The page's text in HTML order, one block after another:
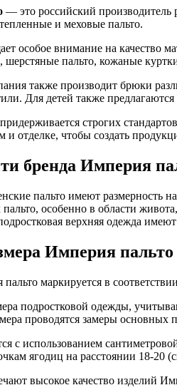
— это российский
и меховые пальто.
особое внимание на качество
шерстяные пальто, кожаные
также производит брюки
Для детей также
строгих
и отделке, чтобы создать
бренда Империя
пальто имеют размерность
особенно в области
верхняя одежда
Империя пальто
маркируется в
подростковой одежды,
проводятся замеры
с использованием
ягодиц на расстоянии 18-20
высокое качество изделий